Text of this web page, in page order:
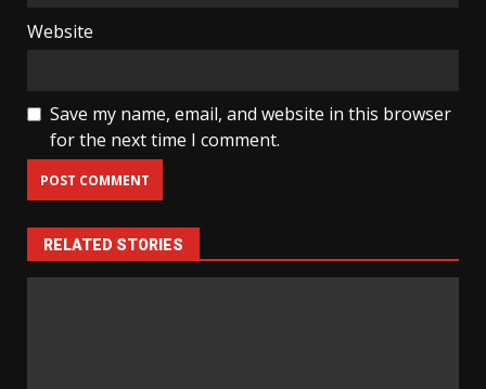
Website
Save my name, email, and website in this browser
for the next time I comment.
RELATED STORIES